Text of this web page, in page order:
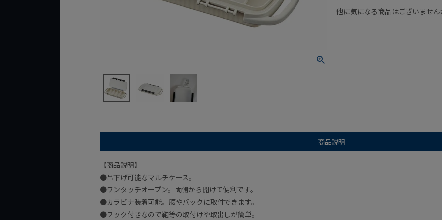
他に気になる商品はございません
商品説明
【商品説明】
●吊下げ可能なマルチケース。
●ワンタッチオープン。両側から開けて便利です。
●カラビナ装着可能。腰やバックに取付できます。
●フック付きなので鞄等の取付けや取出しが簡単。